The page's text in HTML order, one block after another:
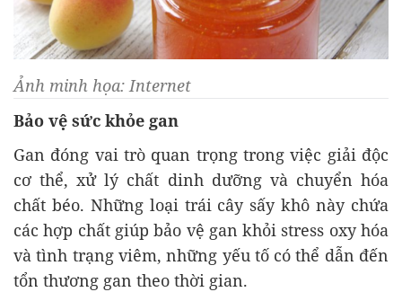
Ảnh minh họa: Internet
Bảo vệ sức khỏe gan
Gan đóng vai trò quan trọng trong việc giải độc
cơ thể, xử lý chất dinh dưỡng và chuyển hóa
chất béo. Những loại trái cây sấy khô này chứa
các hợp chất giúp bảo vệ gan khỏi stress oxy hóa
và tình trạng viêm, những yếu tố có thể dẫn đến
tổn thương gan theo thời gian.